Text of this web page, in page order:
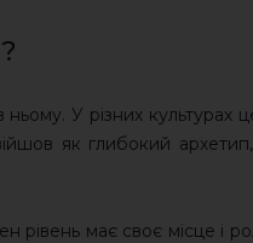
У різних культурах
як глибокий
рівень має своє місце і